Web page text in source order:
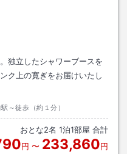
独立したシャワーブースを
ク上の寛ぎをお届けいたし
～徒歩（約１分）
おとな2名 1泊1部屋 合計
円 〜 233,860円